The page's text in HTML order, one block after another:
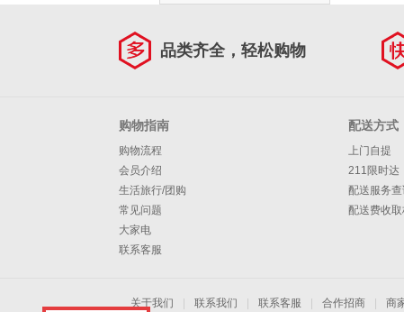
品类齐全，轻松购物
购物指南
购物流程
会员介绍
生活旅行/团购
常见问题
大家电
联系客服
配送方式
上门自提
211限时达
配送服务查
配送费收
关于我们 联系我们 联系客服 合作招商 商